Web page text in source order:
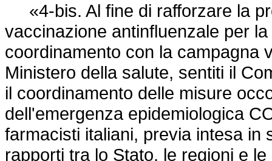
«4-bis. Al fine di rafforzare la
vaccinazione antinfluenzale per
coordinamento con la campagna
Ministero della salute, sentiti il
il coordinamento delle misure
dell'emergenza epidemiologica
farmacisti italiani, previa intesa in
rapporti tra lo Stato, le regioni e